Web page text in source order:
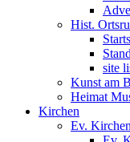
Hist.
site
Kunst am
Heimat
Kirchen
Ev.